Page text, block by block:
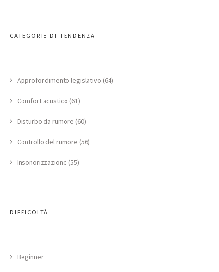
CATEGORIE DI TENDENZA
Approfondimento legislativo (64)
Comfort acustico (61)
Disturbo da rumore (60)
Controllo del rumore (56)
Insonorizzazione (55)
DIFFICOLTÀ
Beginner